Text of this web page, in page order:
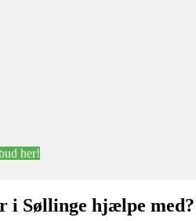
her!
i Søllinge hjælpe med?